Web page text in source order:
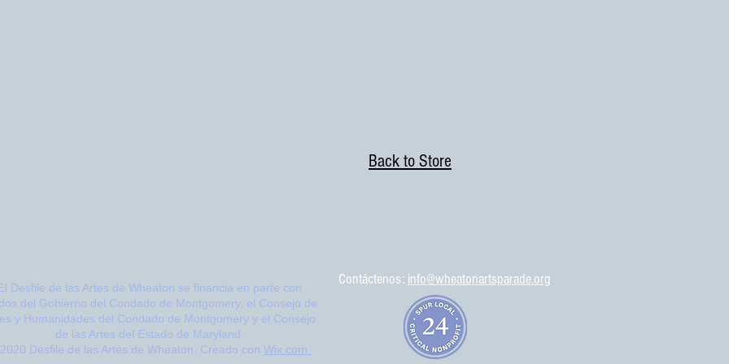
Back to Store
Desfile de las Artes de Wheaton se financia en parte con
del Gobierno del Condado de Montgomery, el Consejo de
y Humanidades del Condado de Montgomery y el Consejo
de las Artes del Estado de Maryland.
Desfile de las Artes de Wheaton. Creado con Wix.com.
Contáctenos: info@wheatonartsparade.org